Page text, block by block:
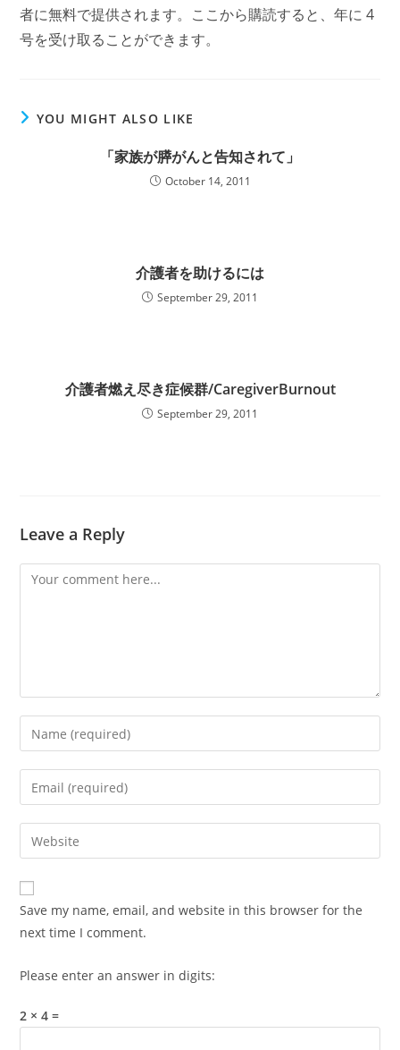
者に無料で提供されます。ここから購読すると、年に 4
号を受け取ることができます。
YOU MIGHT ALSO LIKE
「家族が膵がんと告知されて」
October 14, 2011
介護者を助けるには
September 29, 2011
介護者燃え尽き症候群/CaregiverBurnout
September 29, 2011
Leave a Reply
Comment
Enter
your
name
comment
Enter
your
email
address
comment
Enter
your
website
URL
(optional)
Save my name, email, and website in this browser for the
next time I comment.
Please enter an answer in digits:
2 × 4 =